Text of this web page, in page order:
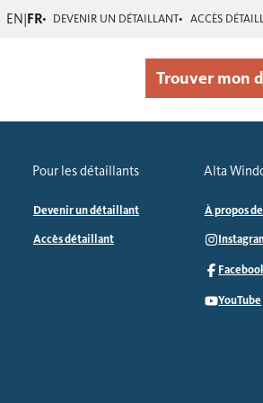
EN|FR DEVENIR UN DÉTAILLANT ACCÈS
Trouver mon
Pour les détaillants
Devenir un détaillant
Accès détaillant
Alta
À propos
YouTube